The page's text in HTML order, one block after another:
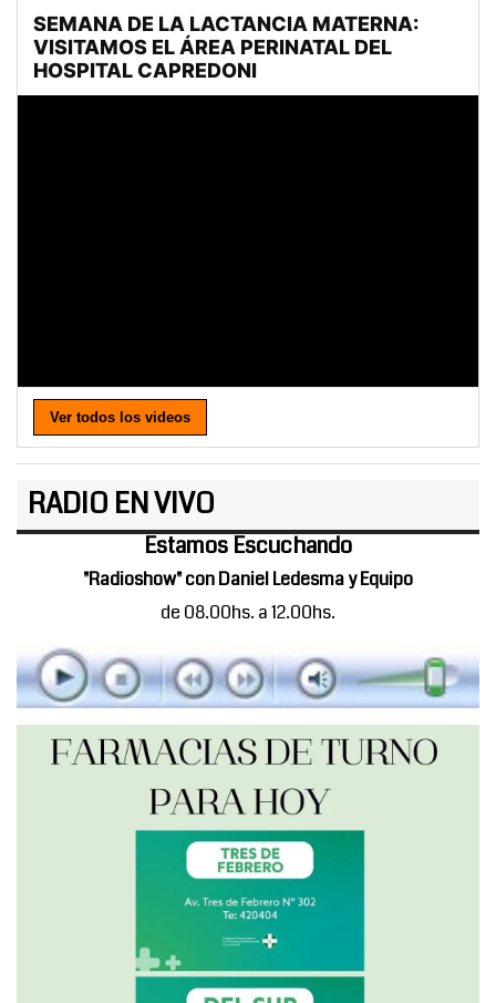
Ver todos los videos
RADIO EN VIVO
Estamos Escuchando
"Radioshow" con Daniel Ledesma y Equipo
de 08.00hs. a 12.00hs.